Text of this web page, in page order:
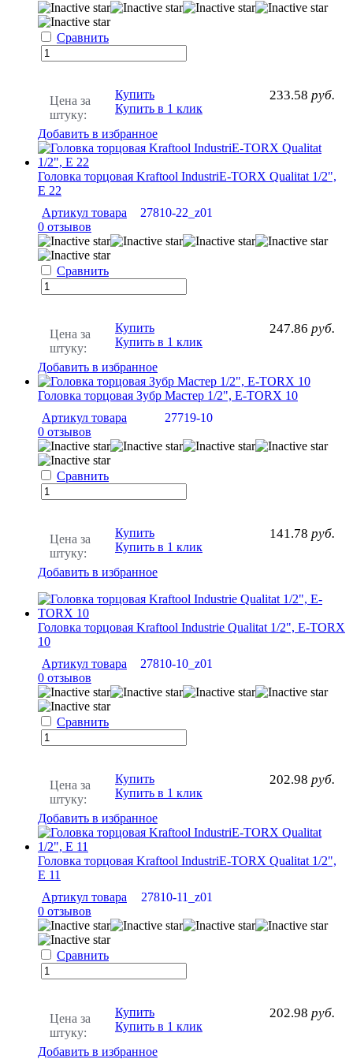
Сравнить
Цена за
штуку:
233.58 руб.
Купить
Купить в 1 клик
Добавить в избранное
Головка торцовая Kraftool IndustriE-TORX Qualitat 1/2",
Е 22
Артикул товара
27810-22_z01
0 отзывов
Сравнить
Цена за
штуку:
247.86 руб.
Купить
Купить в 1 клик
Добавить в избранное
Головка торцовая Зубр Мастер 1/2", E-TORX 10
Артикул товара
27719-10
0 отзывов
Сравнить
Цена за
штуку:
141.78 руб.
Купить
Купить в 1 клик
Добавить в избранное
Головка торцовая Kraftool Industrie Qualitat 1/2", E-TORX
10
Артикул товара
27810-10_z01
0 отзывов
Сравнить
Цена за
штуку:
202.98 руб.
Купить
Купить в 1 клик
Добавить в избранное
Головка торцовая Kraftool IndustriE-TORX Qualitat 1/2",
Е 11
Артикул товара
27810-11_z01
0 отзывов
Сравнить
Цена за
штуку:
202.98 руб.
Купить
Купить в 1 клик
Добавить в избранное